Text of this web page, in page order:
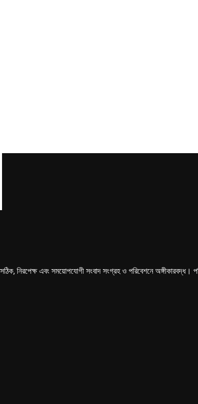
নিরপেক্ষ এবং সময়োপযোগী সংবাদ সংগ্রহ ও পরিবেশনে অঙ্গীকারবদ্ধ।